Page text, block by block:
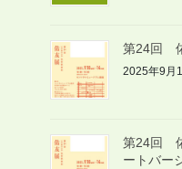
第24回
2025年9月
第24回
ートバー